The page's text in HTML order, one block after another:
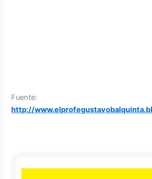
Fuente:
http://